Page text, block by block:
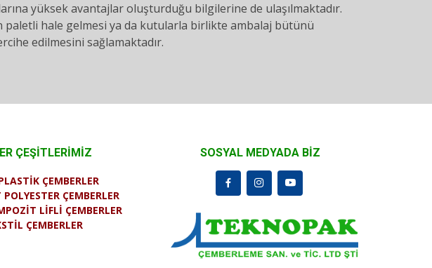
yüksek avantajlar oluşturduğu bilgilerine de ulaşılmaktadır.
hale gelmesi ya da kutularla birlikte ambalaj bütünü
edilmesini sağlamaktadır.
ÇEŞİTLERİMİZ
ÇEMBERLER
POLYESTER ÇEMBERLER
LİFLİ ÇEMBERLER
ÇEMBERLER
SOSYAL MEDYADA BİZ